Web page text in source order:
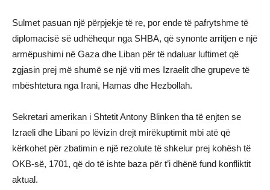
Sulmet pasuan një përpjekje të re, por ende të pafrytshme të
diplomacisë së udhëhequr nga SHBA, që synonte arritjen e një
armëpushimi në Gaza dhe Liban për të ndaluar luftimet që
zgjasin prej më shumë se një viti mes Izraelit dhe grupeve të
mbështetura nga Irani, Hamas dhe Hezbollah.
Sekretari amerikan i Shtetit Antony Blinken tha të enjten se
Izraeli dhe Libani po lëvizin drejt mirëkuptimit mbi atë që
kërkohet për zbatimin e një rezolute të shkelur prej kohësh të
OKB-së, 1701, që do të ishte baza për t’i dhënë fund konfliktit
aktual.